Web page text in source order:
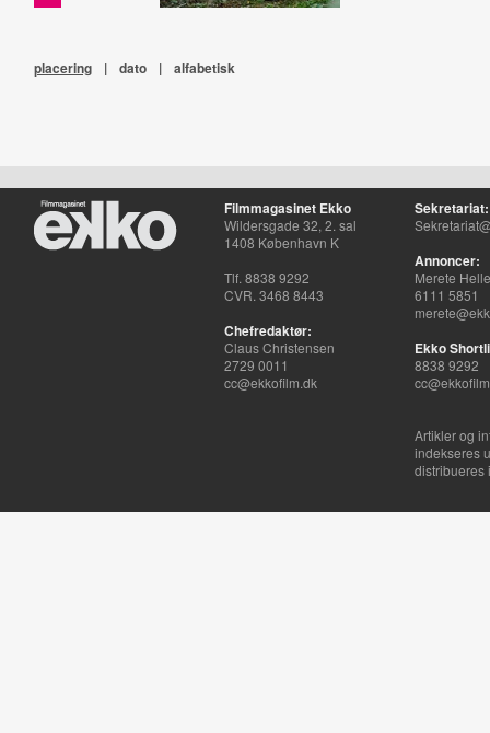
placering | dato | alfabetisk
Filmmagasinet Ekko
Wildersgade 32, 2. sal
1408 København K
Tlf. 8838 9292
CVR. 3468 8443
Chefredaktør:
Claus Christensen
2729 0011
cc@ekkofilm.dk
Sekretariat:
Annoncer:
Merete
6111 5851
Ekko
8838 9292
Artikler og
indekseres
distribueres